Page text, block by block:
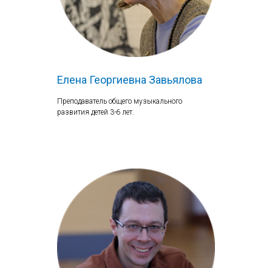
Елена Георгиевна Завьялова
Преподаватель общего музыкального
развития детей 3-6 лет.